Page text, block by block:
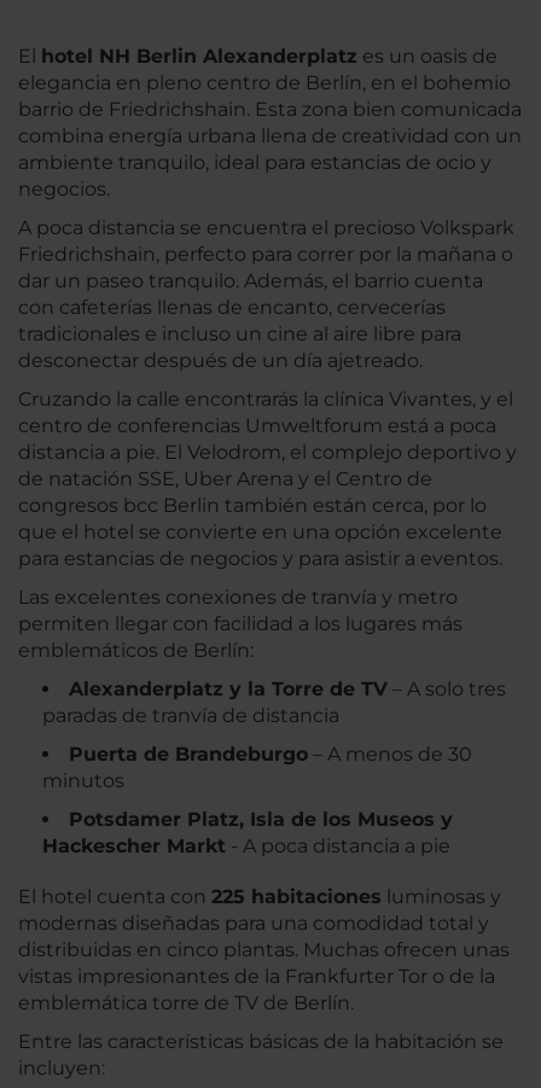
El hotel NH Berlin Alexanderplatz es un oasis de
elegancia en pleno centro de Berlín, en el bohemio
barrio de Friedrichshain. Esta zona bien comunicada
combina energía urbana llena de creatividad con un
ambiente tranquilo, ideal para estancias de ocio y
negocios.
A poca distancia se encuentra el precioso Volkspark
Friedrichshain, perfecto para correr por la mañana o
dar un paseo tranquilo. Además, el barrio cuenta
con cafeterías llenas de encanto, cervecerías
tradicionales e incluso un cine al aire libre para
desconectar después de un día ajetreado.
Cruzando la calle encontrarás la clínica Vivantes, y el
centro de conferencias Umweltforum está a poca
distancia a pie. El Velodrom, el complejo deportivo y
de natación SSE, Uber Arena y el Centro de
congresos bcc Berlin también están cerca, por lo
que el hotel se convierte en una opción excelente
para estancias de negocios y para asistir a eventos.
Las excelentes conexiones de tranvía y metro
permiten llegar con facilidad a los lugares más
emblemáticos de Berlín:
Alexanderplatz y la Torre de TV – A solo tres
paradas de tranvía de distancia
Puerta de Brandeburgo – A menos de 30
minutos
Potsdamer Platz, Isla de los Museos y
Hackescher Markt - A poca distancia a pie
El hotel cuenta con 225 habitaciones luminosas y
modernas diseñadas para una comodidad total y
distribuidas en cinco plantas. Muchas ofrecen unas
vistas impresionantes de la Frankfurter Tor o de la
emblemática torre de TV de Berlín.
Entre las características básicas de la habitación se
incluyen: